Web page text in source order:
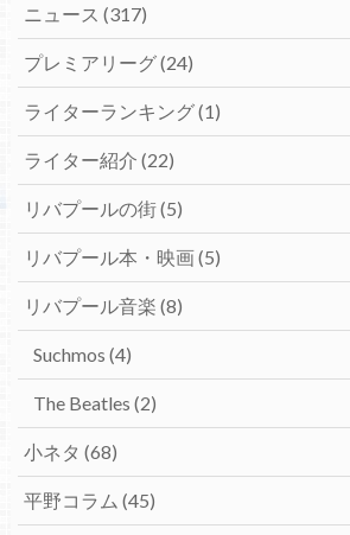
ニュース (317)
プレミアリーグ(24)
ライターランキング(1)
ライター紹介 (22)
リバプールの街(5)
リバプール本・映画(5)
リバプール音楽 (8)
Suchmos (4)
The Beatles (2)
小ネタ (68)
平野コラム (45)